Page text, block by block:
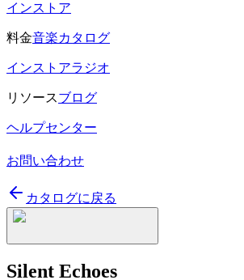
インストア
料金音楽カタログ
インストアラジオ
リソースブログ
ヘルプセンター
お問い合わせ
カタログに戻る
Silent Echoes